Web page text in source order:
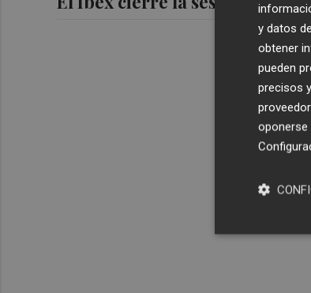
y datos
obtener
pueden
precisos
oponerse